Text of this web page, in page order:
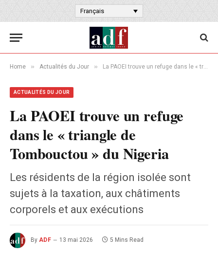
Français
Home » Actualités du Jour » La PAOEI trouve un refuge dans le « triangle de Tombouctou » du Nigeria
ACTUALITÉS DU JOUR
La PAOEI trouve un refuge
dans le « triangle de
Tombouctou » du Nigeria
Les résidents de la région isolée sont
sujets à la taxation, aux châtiments
corporels et aux exécutions
By ADF 13 mai 2026 5 Mins Read